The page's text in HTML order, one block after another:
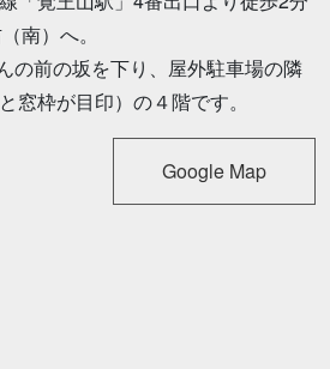
南）へ。
の前の坂を下り、屋外駐車場の隣
窓枠が目印）の４階です。
Google Map